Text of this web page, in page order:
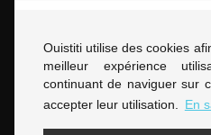
Ouistiti utilise des cookies
meilleur expérience
continuant de naviguer sur
accepter leur utilisation.
En
Suivez-nous sur les réseaux :